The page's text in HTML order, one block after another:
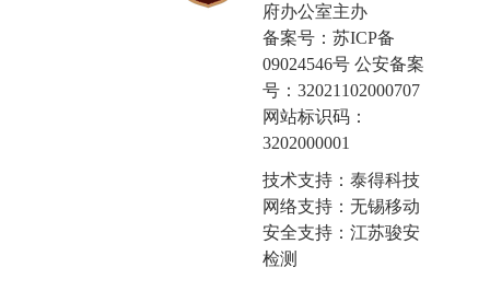
府办公室主办
备案号： 苏ICP备
09024546号 公安备案
号：32021102000707
网站标识码：
3202000001
技术支持：泰得科技
网络支持：无锡移动
安全支持：江苏骏安
检测